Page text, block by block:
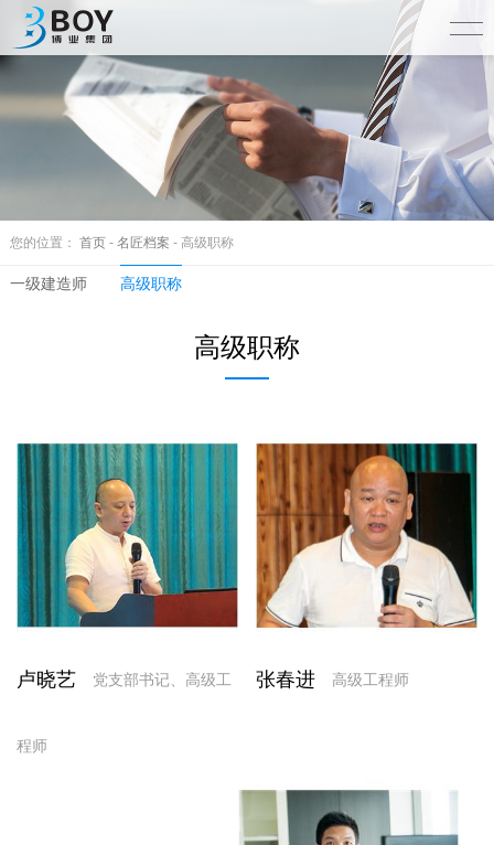
您的位置： 首页- 名匠档案 - 高级职称
一级建造师 高级职称
高级职称
卢晓艺 党支部书记、高级工
程师
张春进 高级工程师